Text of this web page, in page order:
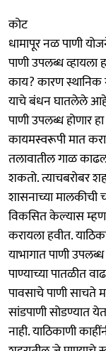
कोट
धामापूर नळ पाणी
पाणी उपलब्ध
काय? कारण स्थानिक
याचे बंधन घातलेले आहे.
पाणी उपलब्ध होणार
कायमस्वरूपी मात
तलावातील गाळ
शकतो. त्याचबरोबर
शासनाच्या
विकसित केल्यास
करायला हवीत.
याभागात पाणी
पाण्याच्या पातळीत
पावसाचे पाणी साचते
सांडपाणी सोडण्यात
नाही. याठिकाणी